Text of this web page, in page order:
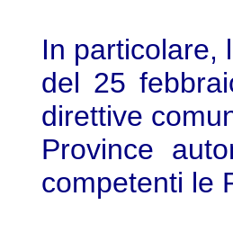
In particolare,
del 25
direttive
Province
competenti le